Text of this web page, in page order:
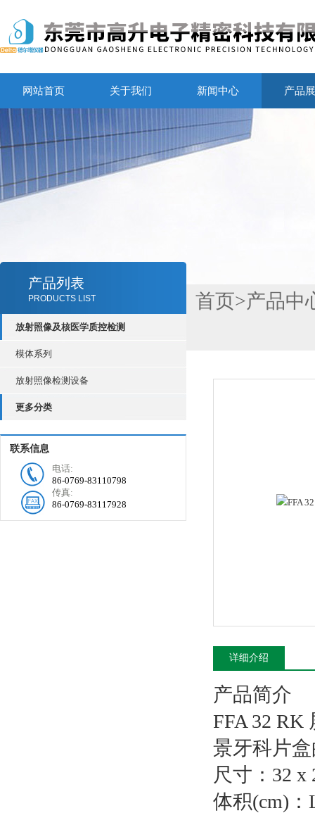
网站首页 关于我们 新闻中心 产品
产品列表
PRODUCTS LIST
放射照像及核医学质控检测
模体系列
放射照像检测设备
更多分类
联系信息
电话:
86-0769-83110798
传真:
86-0769-83117928
首页>产品中
详细介绍
产品简介
FFA 32 RK
景牙科片
尺寸：32 x
体积(cm)：